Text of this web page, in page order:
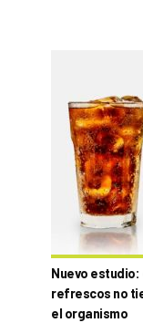
Nuevo estudio:
refrescos no
el organismo